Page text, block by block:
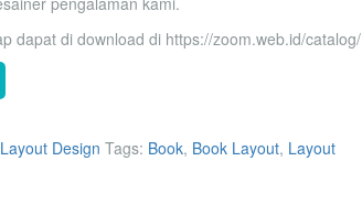
dapat di download di https://zoom.web.id/catalog/
Layout Design Tags: Book, Book Layout, Layout